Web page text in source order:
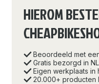
HIEROM
Beoordeeld met
Gratis bezorgd in
Eigen werkplaats in
20.000+ producten